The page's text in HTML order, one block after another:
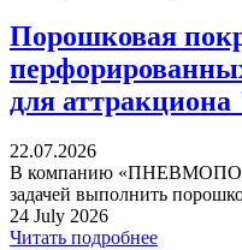
Порошковая
для
22.07.2026
В компанию
задачей выполнить
24 July 2026
Читать подробнее